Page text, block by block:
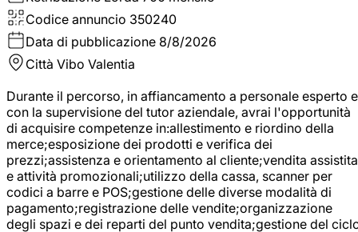
Codice annuncio 350240
Data di pubblicazione 8/8/2026
Città Vibo Valentia
Durante il percorso, in affiancamento a personale esperto e
con la supervisione del tutor aziendale, avrai l'opportunità
di acquisire competenze in:allestimento e riordino della
merce;esposizione dei prodotti e verifica dei
prezzi;assistenza e orientamento al cliente;vendita assistita
e attività promozionali;utilizzo della cassa, scanner per
codici a barre e POS;gestione delle diverse modalità di
pagamento;registrazione delle vendite;organizzazione
degli spazi e dei reparti del punto vendita;gestione del